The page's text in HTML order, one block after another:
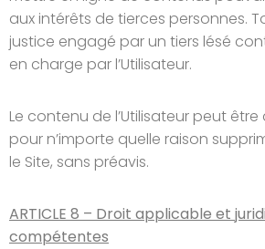
aux intérêts de tierces personnes.
justice engagé par un tiers lésé
en charge par l’Utilisateur.
Le contenu de l’Utilisateur peut
pour n’importe quelle raison
le Site, sans préavis.
ARTICLE 8 – Droit applicable et
compétentes